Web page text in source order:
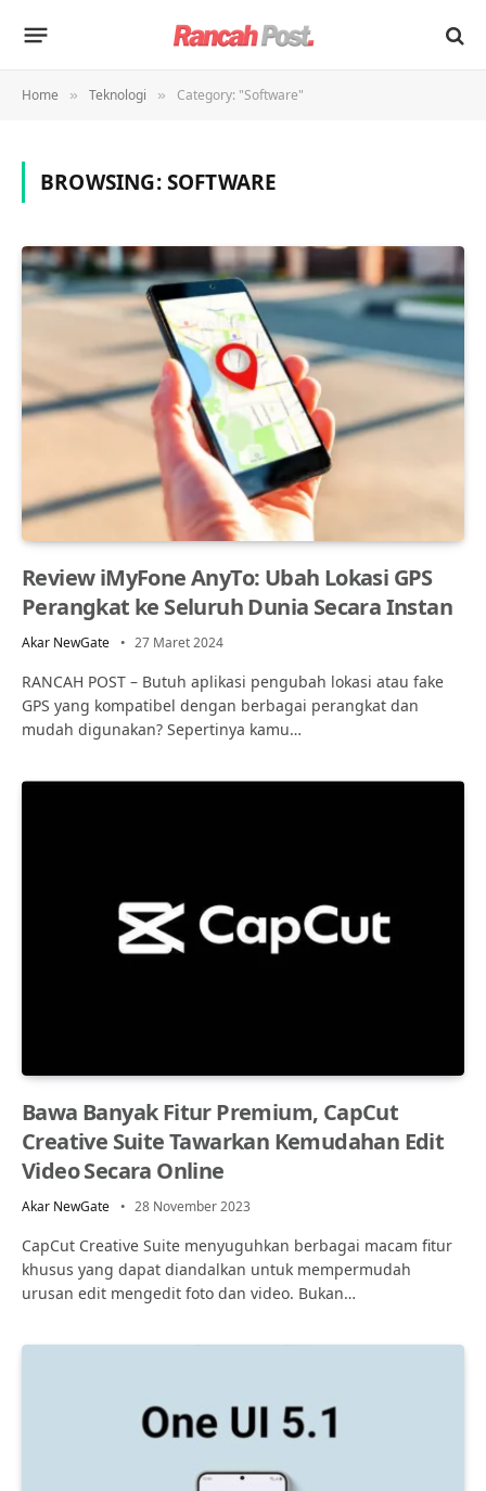
Home » Teknologi » Category: "Software"
BROWSING:SOFTWARE
Review iMyFone AnyTo: Ubah Lokasi GPS
Perangkat ke Seluruh Dunia Secara Instan
Akar NewGate 27 Maret 2024
RANCAH POST – Butuh aplikasi pengubah lokasi atau fake
GPS yang kompatibel dengan berbagai perangkat dan
mudah digunakan? Sepertinya kamu…
Bawa Banyak Fitur Premium, CapCut
Creative Suite Tawarkan Kemudahan Edit
Video Secara Online
Akar NewGate 28 November 2023
CapCut Creative Suite menyuguhkan berbagai macam fitur
khusus yang dapat diandalkan untuk mempermudah
urusan edit mengedit foto dan video. Bukan…